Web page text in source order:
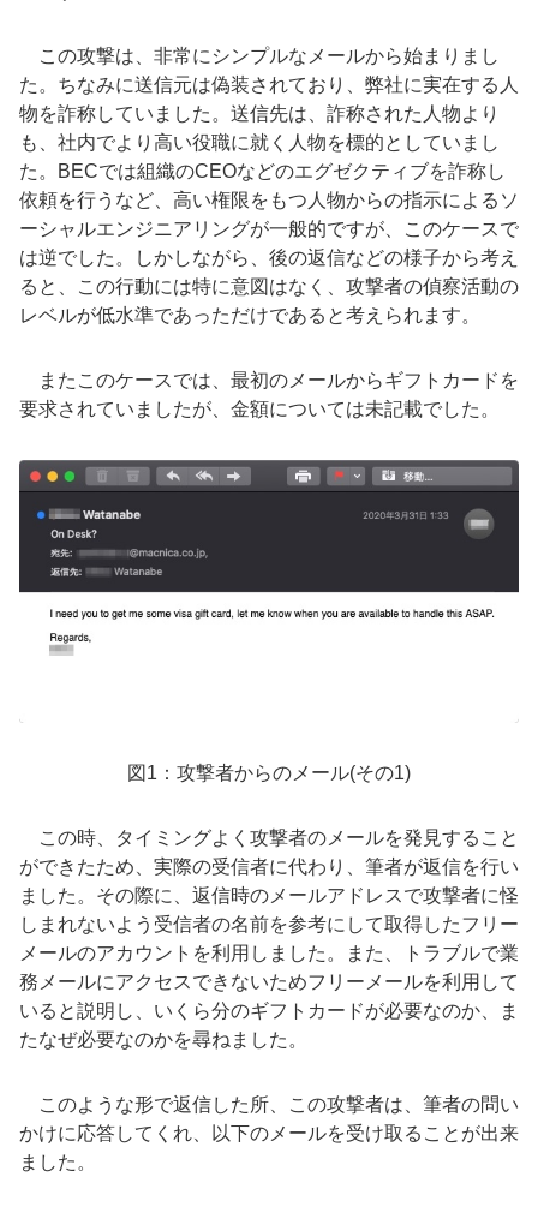
この攻撃は、非常にシンプルなメールから始まりまし
た。ちなみに送信元は偽装されており、弊社に実在する人
物を詐称していました。送信先は、詐称された人物より
も、社内でより高い役職に就く人物を標的としていまし
た。BECでは組織のCEOなどのエグゼクティブを詐称し
依頼を行うなど、高い権限をもつ人物からの指示によるソ
ーシャルエンジニアリングが一般的ですが、このケースで
は逆でした。しかしながら、後の返信などの様子から考え
ると、この行動には特に意図はなく、攻撃者の偵察活動の
レベルが低水準であっただけであると考えられます。
またこのケースでは、最初のメールからギフトカードを
要求されていましたが、金額については未記載でした。
図1：攻撃者からのメール(その1)
この時、タイミングよく攻撃者のメールを発見すること
ができたため、実際の受信者に代わり、筆者が返信を行い
ました。その際に、返信時のメールアドレスで攻撃者に怪
しまれないよう受信者の名前を参考にして取得したフリー
メールのアカウントを利用しました。また、トラブルで業
務メールにアクセスできないためフリーメールを利用して
いると説明し、いくら分のギフトカードが必要なのか、ま
たなぜ必要なのかを尋ねました。
このような形で返信した所、この攻撃者は、筆者の問い
かけに応答してくれ、以下のメールを受け取ることが出来
ました。